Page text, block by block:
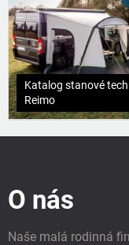
Katalog stanové
Reimo
O nás
Naše malá rodinná